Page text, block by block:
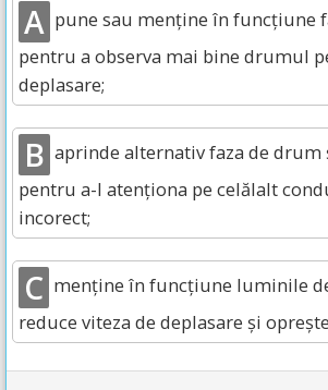
A pune sau menține în funcțiune
pentru a observa mai bine drumul
deplasare;
B aprinde alternativ faza de drum
pentru a-l atenționa pe celălalt
incorect;
C menține în funcțiune luminile
reduce viteza de deplasare și